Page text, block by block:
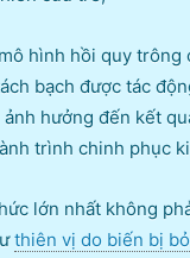
hình hồi quy
bạch được tác
hưởng đến kết
trình chinh phục
lớn nhất không
thiên vị do biến bị